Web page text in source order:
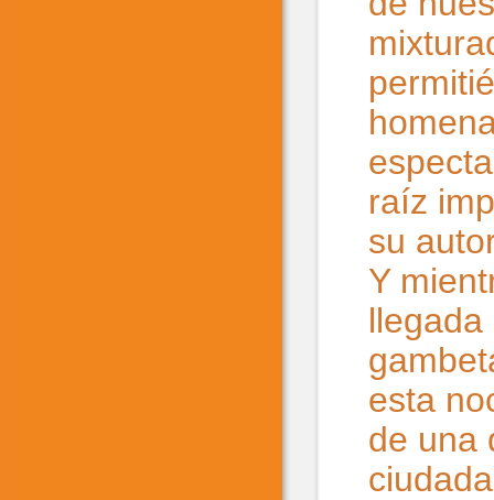
raíz
su
Y
llegada
esta
de una